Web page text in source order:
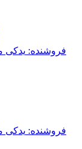
فروشنده: یدکی
فروشنده: یدکی